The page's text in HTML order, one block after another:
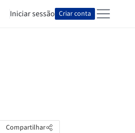
Iniciar sessão Criar conta
Compartilhar